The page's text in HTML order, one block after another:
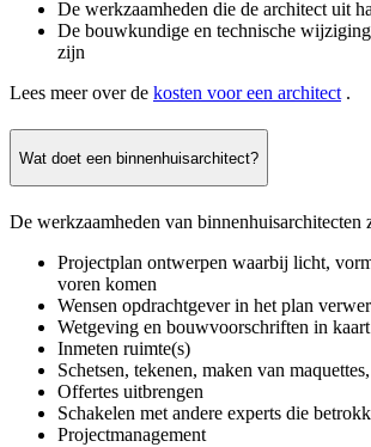
De werkzaamheden die de architect uit
De bouwkundige en technische
zijn
Lees meer over de kosten voor een architect .
Wat doet een binnenhuisarchitect?
De werkzaamheden van binnenhuisarchitecten
Projectplan ontwerpen waarbij licht,
voren komen
Wensen opdrachtgever in het plan
Wetgeving en bouwvoorschriften in
Inmeten ruimte(s)
Schetsen, tekenen, maken van
Offertes uitbrengen
Schakelen met andere experts die
Projectmanagement